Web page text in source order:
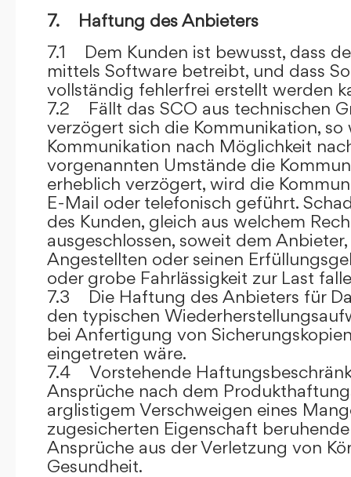
7. Haftung des Anbieters
7.1 Dem Kunden ist bewusst, dass
mittels Software betreibt, und dass
vollständig fehlerfrei erstellt werden
7.2 Fällt das SCO aus technischen
verzögert sich die Kommunikation, so
Kommunikation nach Möglichkeit
vorgenannten Umstände die
erheblich verzögert, wird die
E-Mail oder telefonisch geführt.
des Kunden, gleich aus welchem
ausgeschlossen, soweit dem
Angestellten oder seinen
oder grobe Fahrlässigkeit zur Last
7.3 Die Haftung des Anbieters für
den typischen
bei Anfertigung von
eingetreten wäre.
7.4 Vorstehende
Ansprüche nach dem
arglistigem Verschweigen eines
zugesicherten Eigenschaft
Ansprüche aus der Verletzung von
Gesundheit.